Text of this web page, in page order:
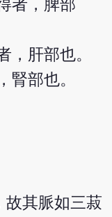
者，脾部
，肝部也。
腎部也。
故其脈如三菽